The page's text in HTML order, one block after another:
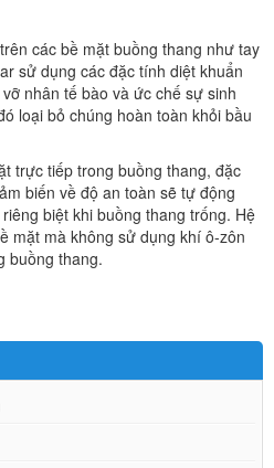
các bề mặt buồng thang như tay
sử dụng các đặc tính diệt khuẩn
nhân tế bào và ức chế sự sinh
loại bỏ chúng hoàn toàn khỏi bầu
trực tiếp trong buồng thang, đặc
biến về độ an toàn sẽ tự động
biệt khi buồng thang trống. Hệ
mặt mà không sử dụng khí ô-zôn
buồng thang.